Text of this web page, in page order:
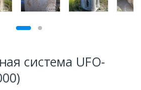
система UFO-